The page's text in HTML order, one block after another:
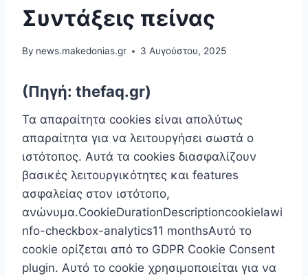
Συντάξεις πείνας
By news.makedonias.gr 3 Αυγούστου, 2025
(Πηγή: thefaq.gr)
Τα απαραίτητα cookies είναι απoλύτως
απαραίτητα για να λειτουργήσει σωστά ο
ιστότοπος. Αυτά τα cookies διασφαλίζουν
βασικές λειτουργικότητες και features
ασφαλείας στον ιστότοπο,
ανώνυμα.CookieDurationDescriptioncookielawi
nfo-checkbox-analytics11 monthsΑυτό το
cookie ορίζεται από το GDPR Cookie Consent
plugin. Αυτό το cookie χρησιμοποιείται για να